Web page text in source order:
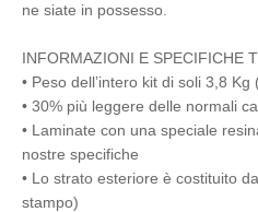
ne siate in possesso.
INFORMAZIONI E SPECIFICHE
• Peso dell’intero kit di soli 3,8 Kg
• 30% più leggere delle normali
• Laminate con una speciale
nostre specifiche
• Lo strato esteriore è costituito
stampo)